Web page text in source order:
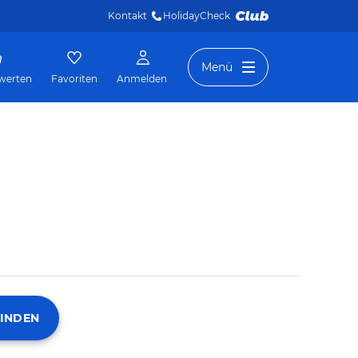
Kontakt HolidayCheck
Favoriten Anmelden
Menü